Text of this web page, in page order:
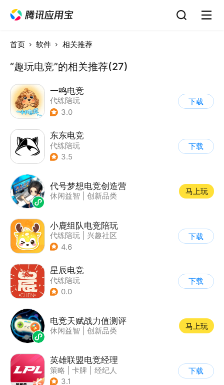
首页 软件 相关推荐
“趣玩电竞”的相关推荐(27)
一鸣电竞
代练陪玩
3.0
下载
东东电竞
代练陪玩
3.5
下载
代号梦想电竞创造营
休闲益智 创新品类
马上玩
小鹿组队电竞陪玩
代练陪玩
兴趣社区
4.6
下载
星辰电竞
代练陪玩
0.0
下载
电竞天赋战力值测评
休闲益智 创新品类
马上玩
英雄联盟电竞经理
策略 卡牌
经纪人
| 英雄联盟
3.1
下载